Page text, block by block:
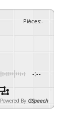
Pièces:-
-:--
Powered By GSpeech